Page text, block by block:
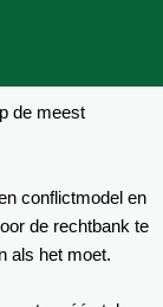
de meest
conflictmodel en
de rechtbank te
als het moet.